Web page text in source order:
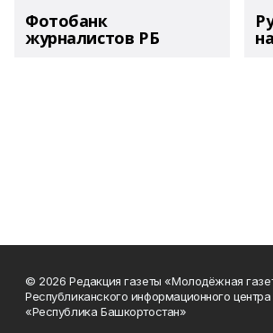
Фотобанк
журналистов РБ
© 2026 Редакция газеты «Молодёжная
Республиканского информационного
«Республика Башкортостан»